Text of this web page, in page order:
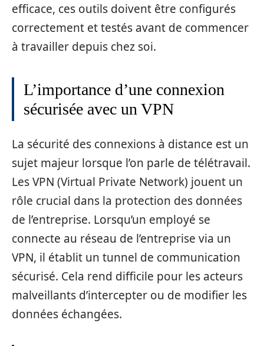
efficace, ces outils doivent être configurés
correctement et testés avant de commencer
à travailler depuis chez soi.
L’importance d’une connexion
sécurisée avec un VPN
La sécurité des connexions à distance est un
sujet majeur lorsque l’on parle de télétravail.
Les VPN (Virtual Private Network) jouent un
rôle crucial dans la protection des données
de l’entreprise. Lorsqu’un employé se
connecte au réseau de l’entreprise via un
VPN, il établit un tunnel de communication
sécurisé. Cela rend difficile pour les acteurs
malveillants d’intercepter ou de modifier les
données échangées.